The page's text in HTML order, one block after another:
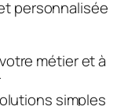
personnalisée
métier et à
simples